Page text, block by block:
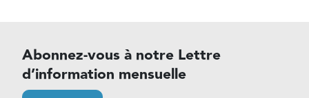
Abonnez-vous à notre Lettre
d’information mensuelle